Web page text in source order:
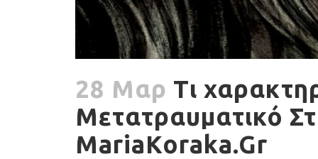
28 Μαρ Τι
Μετατραυματικό
MariaKoraka.Gr